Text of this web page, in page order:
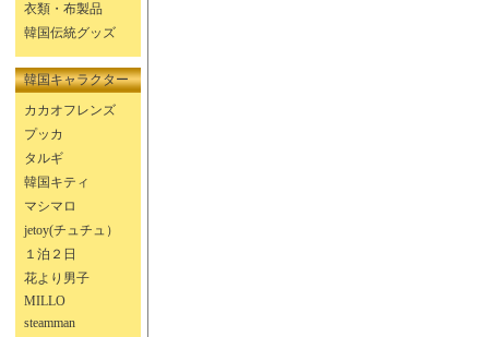
衣類・布製品
韓国伝統グッズ
韓国キャラクター
カカオフレンズ
プッカ
タルギ
韓国キティ
マシマロ
jetoy(チュチュ）
１泊２日
花より男子
MILLO
steamman